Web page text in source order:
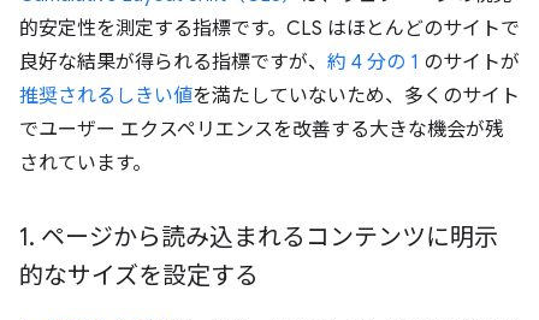
的安定性を測定する指標です。CLS はほとんどのサイトで
良好な結果が得られる指標ですが、 約 4 分の 1 のサイトが
推奨されるしきい値を満たしていないため、多くのサイト
でユーザー エクスペリエンスを改善する大きな機会が残
されています。
1. ページから読み込まれるコンテンツに明示
的なサイズを設定する